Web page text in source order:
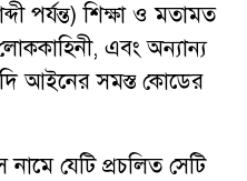
পর্যন্ত) শিক্ষা ও মতামত
এবং অন্যান্য
আইনের সমস্ত কোডের
যেটি প্রচলিত সেটি